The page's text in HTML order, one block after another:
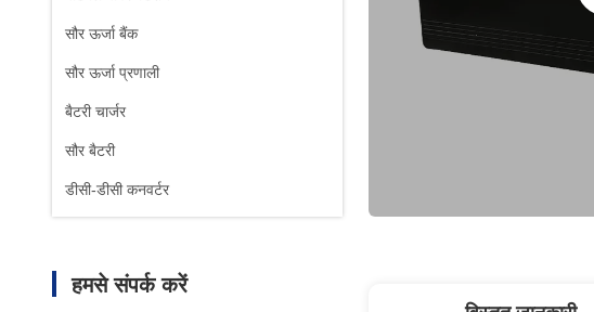
सौर ऊर्जा बैंक
सौर ऊर्जा प्रणाली
बैटरी चार्जर
सौर बैटरी
डीसी-डीसी कनवर्टर
हमसे संपर्क करें